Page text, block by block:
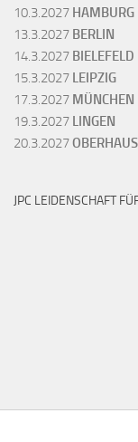
10.3.2027 HAMBURG
13.3.2027 BERLIN
14.3.2027 BIELEFELD
15.3.2027 LEIPZIG
17.3.2027 MÜNCHEN
19.3.2027 LINGEN
20.3.2027
JPC LEIDENSCHAFT